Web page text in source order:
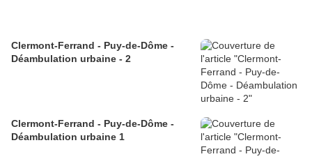
Clermont-Ferrand - Puy-de-Dôme -
Déambulation urbaine - 2
Clermont-Ferrand - Puy-de-Dôme -
Déambulation urbaine 1